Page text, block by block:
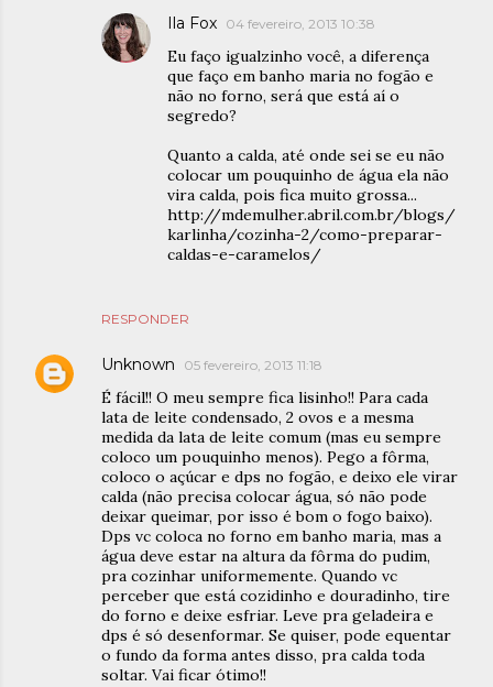
RESPONDER
Ila Fox 04 fevereiro, 2013 10:38
Eu faço igualzinho você, a diferença
que faço em banho maria no fogão e
não no forno, será que está aí o
segredo?
Quanto a calda, até onde sei se eu não
colocar um pouquinho de água ela não
vira calda, pois fica muito grossa...
http://mdemulher.abril.com.br/blogs/
karlinha/cozinha-2/como-preparar-
caldas-e-caramelos/
Unknown 05 fevereiro, 2013 11:18
É fácil!! O meu sempre fica lisinho!! Para cada
lata de leite condensado, 2 ovos e a mesma
medida da lata de leite comum (mas eu sempre
coloco um pouquinho menos). Pego a fôrma,
coloco o açúcar e dps no fogão, e deixo ele virar
calda (não precisa colocar água, só não pode
deixar queimar, por isso é bom o fogo baixo).
Dps vc coloca no forno em banho maria, mas a
água deve estar na altura da fôrma do pudim,
pra cozinhar uniformemente. Quando vc
perceber que está cozidinho e douradinho, tire
do forno e deixe esfriar. Leve pra geladeira e
dps é só desenformar. Se quiser, pode equentar
o fundo da forma antes disso, pra calda toda
soltar. Vai ficar ótimo!!